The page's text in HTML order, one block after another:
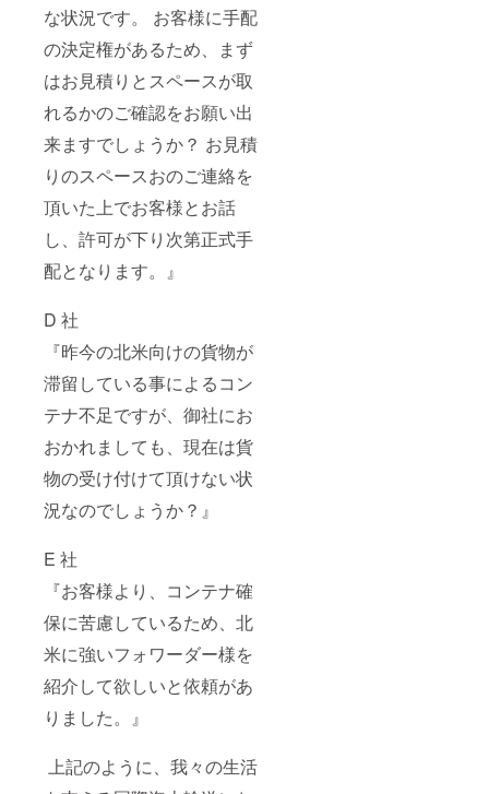
な状況です。 お客様に⼿配
の決定権があるため、まず
はお⾒積りとスペースが取
れるかのご確認をお願い出
来ますでしょうか？ お⾒積
りのスペースおのご連絡を
頂いた上でお客様とお話
し、許可が下り次第正式⼿
配となります。』
D 社
『昨今の北⽶向けの貨物が
滞留している事によるコン
テナ不⾜ですが、御社にお
おかれましても、現在は貨
物の受け付けて頂けない状
況なのでしょうか？』
E 社
『お客様より、コンテナ確
保に苦慮しているため、北
⽶に強いフォワーダー様を
紹介して欲しいと依頼があ
りました。』
上記のように、我々の生活